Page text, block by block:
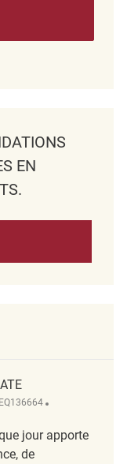
EN
jour apporte
de